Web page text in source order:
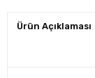
Ürün Açıklaması